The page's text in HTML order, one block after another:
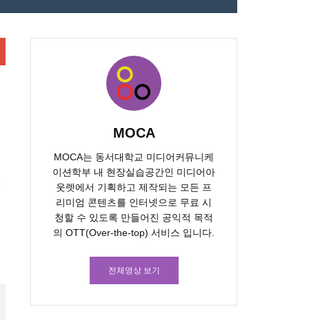
MOCA
MOCA는 동서대학교 미디어커뮤니케
이션학부 내 현장실습공간인 미디어아
웃렛에서 기획하고 제작되는 모든 프
리미엄 콘텐츠를 인터넷으로 무료 시
청할 수 있도록 만들어진 공익적 목적
의 OTT(Over-the-top) 서비스 입니다.
전체영상 보기